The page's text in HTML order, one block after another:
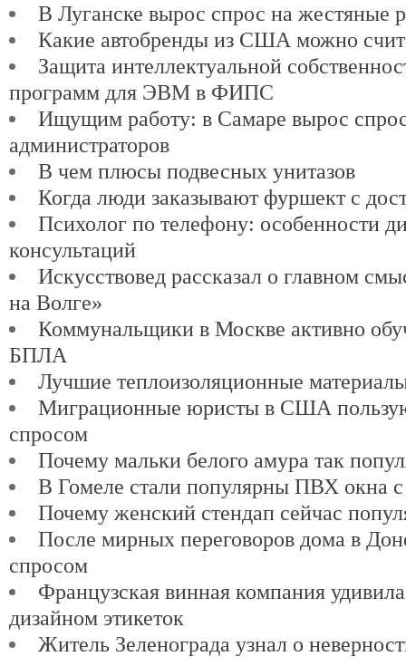
В Луганске вырос спрос на жестяные
Какие автобренды из США можно
Защита интеллектуальной
программ для ЭВМ в ФИПС
Ищущим работу: в Самаре вырос
администраторов
В чем плюсы подвесных унитазов
Когда люди заказывают фуршект с
Психолог по телефону: особенности
консультаций
Искусствовед рассказал о главном
на Волге»
Коммунальщики в Москве активно
БПЛА
Лучшие теплоизоляционные
Миграционные юристы в США
спросом
Почему мальки белого амура так
В Гомеле стали популярны ПВХ окна с
Почему женский стендап сейчас
После мирных переговоров дома в
спросом
Французская винная компания
дизайном этикеток
Житель Зеленограда узнал о